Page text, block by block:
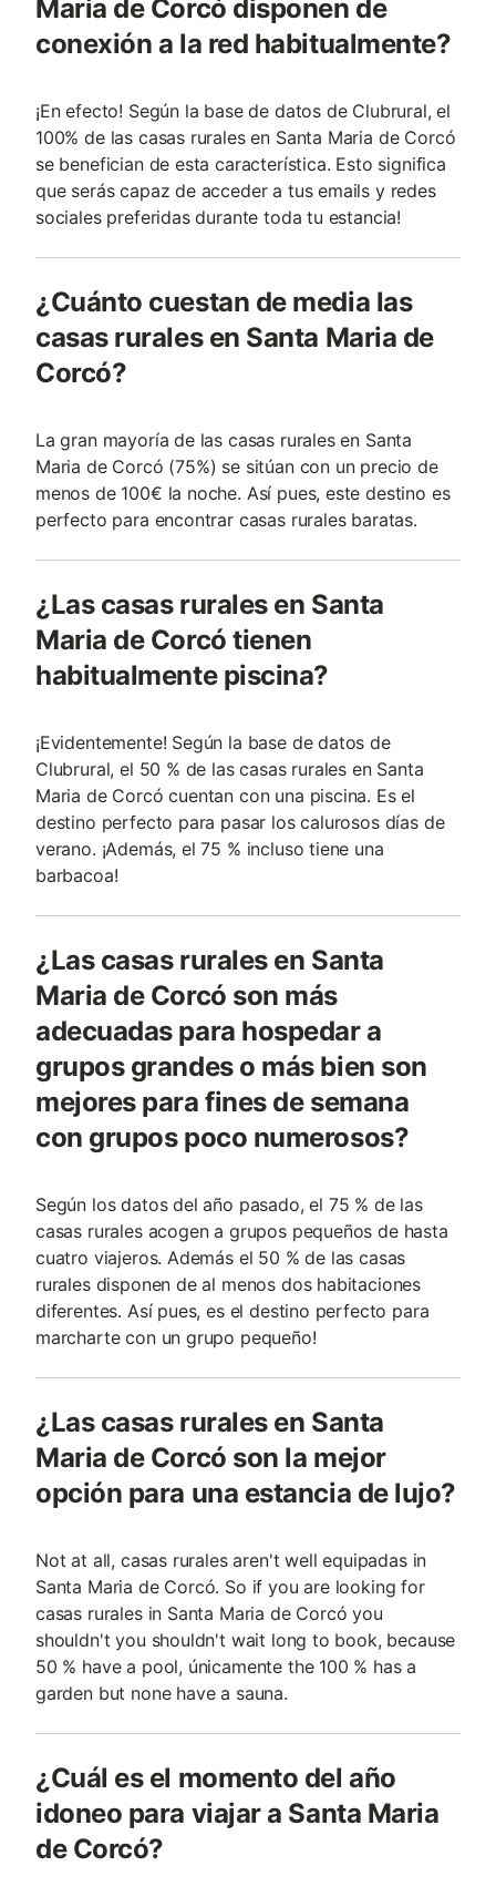
Maria de Corcó disponen de
conexión a la red habitualmente?
¡En efecto! Según la base de datos de Clubrural, el
100% de las casas rurales en Santa Maria de Corcó
se benefician de esta característica. Esto significa
que serás capaz de acceder a tus emails y redes
sociales preferidas durante toda tu estancia!
¿Cuánto cuestan de media las
casas rurales en Santa Maria de
Corcó?
La gran mayoría de las casas rurales en Santa
Maria de Corcó (75%) se sitúan con un precio de
menos de 100€ la noche. Así pues, este destino es
perfecto para encontrar casas rurales baratas.
¿Las casas rurales en Santa
Maria de Corcó tienen
habitualmente piscina?
¡Evidentemente! Según la base de datos de
Clubrural, el 50 % de las casas rurales en Santa
Maria de Corcó cuentan con una piscina. Es el
destino perfecto para pasar los calurosos días de
verano. ¡Además, el 75 % incluso tiene una
barbacoa!
¿Las casas rurales en Santa
Maria de Corcó son más
adecuadas para hospedar a
grupos grandes o más bien son
mejores para fines de semana
con grupos poco numerosos?
Según los datos del año pasado, el 75 % de las
casas rurales acogen a grupos pequeños de hasta
cuatro viajeros. Además el 50 % de las casas
rurales disponen de al menos dos habitaciones
diferentes. Así pues, es el destino perfecto para
marcharte con un grupo pequeño!
¿Las casas rurales en Santa
Maria de Corcó son la mejor
opción para una estancia de lujo?
Not at all, casas rurales aren't well equipadas in
Santa Maria de Corcó. So if you are looking for
casas rurales in Santa Maria de Corcó you
shouldn't you shouldn't wait long to book, because
50 % have a pool, únicamente the 100 % has a
garden but none have a sauna.
¿Cuál es el momento del año
idoneo para viajar a Santa Maria
de Corcó?